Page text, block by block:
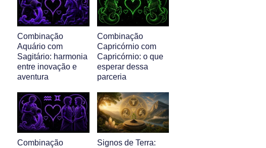
Combinação
Aquário com
Sagitário: harmonia
entre inovação e
aventura
Combinação
Capricórnio com
Capricórnio: o que
esperar dessa
parceria
Combinação
Signos de Terra: